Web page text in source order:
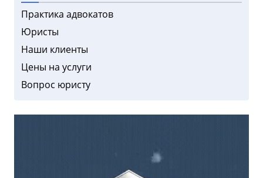
Практика адвокатов
Юристы
Наши клиенты
Цены на услуги
Вопрос юристу